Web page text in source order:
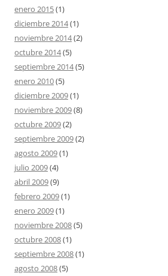
enero 2015(1)
diciembre 2014(1)
noviembre 2014(2)
octubre 2014(5)
septiembre 2014(5)
enero 2010(5)
diciembre 2009(1)
noviembre 2009(8)
octubre 2009(2)
septiembre 2009(2)
agosto 2009(1)
julio 2009(4)
abril 2009(9)
febrero 2009(1)
enero 2009(1)
noviembre 2008(5)
octubre 2008(1)
septiembre 2008(1)
agosto 2008(5)